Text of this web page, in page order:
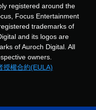
registered around the
Focus Entertainment
trademarks of
and its logos are
of Auroch Digital. All
owners.
授權合約(EULA)